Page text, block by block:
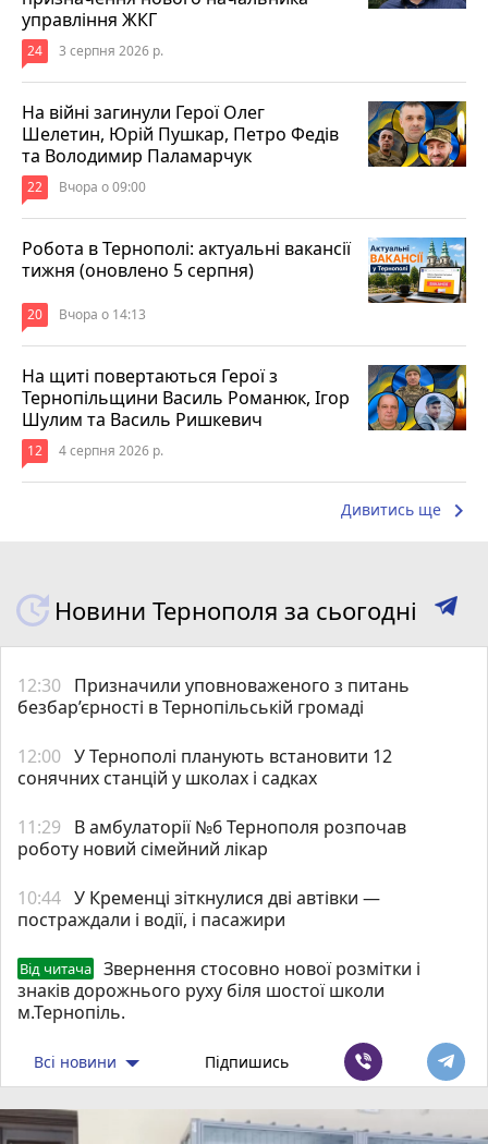
управління ЖКГ
24 3 серпня 2026 р.
На війні загинули Герої Олег
Шелетин, Юрій Пушкар, Петро Федів
та Володимир Паламарчук
22 Вчора о 09:00
Робота в Тернополі: актуальні вакансії
тижня (оновлено 5 серпня)
20 Вчора о 14:13
На щиті повертаються Герої з
Тернопільщини Василь Романюк, Ігор
Шулим та Василь Ришкевич
12 4 серпня 2026 р.
Дивитись ще keyboard_arrow_right
Новини Тернополя за сьогодні
12:30 Призначили уповноваженого з питань
безбар’єрності в Тернопільській громаді
12:00 У Тернополі планують встановити 12
сонячних станцій у школах і садках
11:29
В амбулаторії №6 Тернополя розпочав
роботу новий сімейний лікар
10:44 У Кременці зіткнулися дві автівки —
постраждали і водії, і пасажири
Від читача
Звернення стосовно нової розмітки і
знаків дорожнього руху біля шостої школи
м.Тернопіль.
Всі новини Підпишись